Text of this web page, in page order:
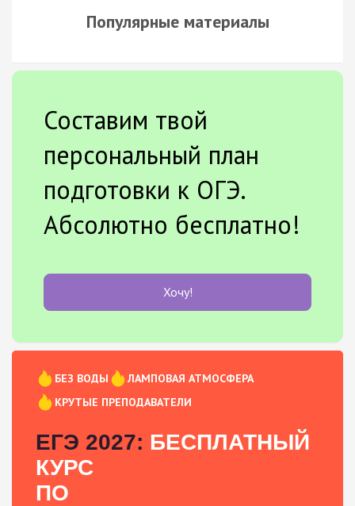
Популярные материалы
Составим твой
персональный план
подготовки к ОГЭ.
Абсолютно бесплатно!
Хочу!
БЕЗ ВОДЫ
ЛАМПОВАЯ АТМОСФЕРА
КРУТЫЕ ПРЕПОДАВАТЕЛИ
ЕГЭ 2027: БЕСПЛАТНЫЙ
КУРС
ПО